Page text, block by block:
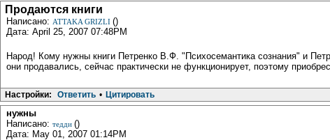
Продаются книги
Написано: ATTAKA GRIZLI ()
Дата: April 25, 2007 07:48PM
Народ! Кому нужны книги Петренко В.Ф. "Психосемантика сознания" и
они продавались, сейчас практически не функционирует, поэтому
Настройки: Ответить • Цитировать
нужны
Написано: тедди ()
Дата: May 01, 2007 01:14PM